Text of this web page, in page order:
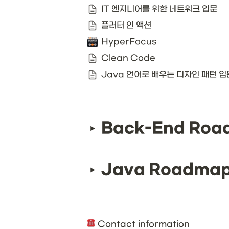
IT 엔지니어를 위한 네트워크 입문
플러터 인 액션
HyperFocus
Clean Code
Java 언어로 배우는 디자인 패턴 입
Back-End
Java
Contact information